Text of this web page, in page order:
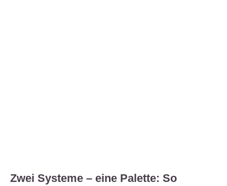
Zwei Systeme – eine Palette: So